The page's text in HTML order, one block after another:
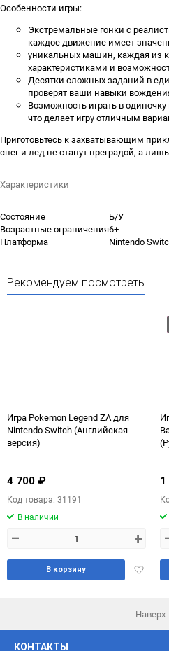
Особенности игры:
Экстремальные гонки с
каждое движение имеет
уникальных машин, каждая из
характеристиками и
Десятки сложных заданий в
проверят ваши навыки
Возможность играть в
что делает игру отличным
Приготовьтесь к захватывающим
снег и лед не станут преградой, а
Характеристики
Состояние
Б/У
Возрастные ограничения6+
Платформа
Nintendo
Рекомендуем посмотреть
Игра Pokemon Legend ZA для
Nintendo Switch (Английская
версия)
4 700 ₽
Код товара: 31191
В наличии
– +
В корзину
1
Наверх
КОНТАКТЫ